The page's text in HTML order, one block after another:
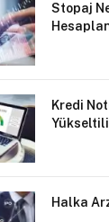
Stopaj
Kredi
Halka